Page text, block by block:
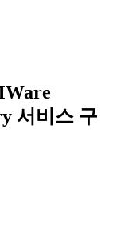
서비스 구